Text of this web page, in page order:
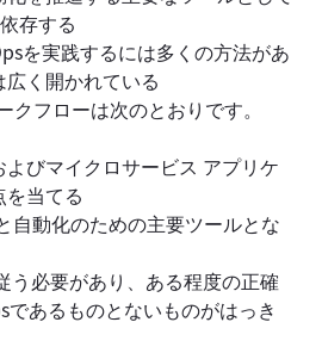
存する
を実践するには多くの方法があ
く開かれている
フローは次のとおりです。
びマイクロサービス アプリケ
当てる
自動化のための主要ツールとな
う必要があり、ある程度の正確
あるものとないものがはっき